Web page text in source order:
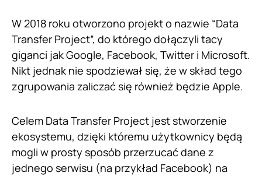
W 2018 roku otworzono projekt o nazwie “Data
Transfer Project”, do którego dołączyli tacy
giganci jak Google, Facebook, Twitter i Microsoft.
Nikt jednak nie spodziewał się, że w skład tego
zgrupowania zaliczać się również będzie Apple.
Celem Data Transfer Project jest stworzenie
ekosystemu, dzięki któremu użytkownicy będą
mogli w prosty sposób przerzucać dane z
jednego serwisu (na przykład Facebook) na